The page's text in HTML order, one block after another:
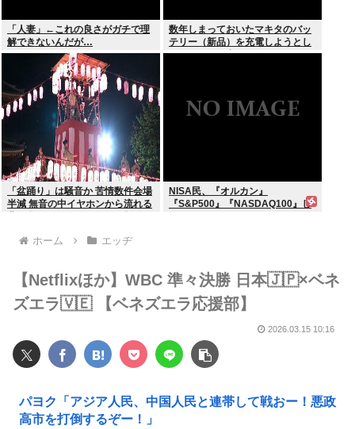
「人妻」←これの良さがガチで理
解できないんだが…
数年しまっておいたマキタのバッ
テリー（新品）を充電しようとし
たらエラーで充電できないんだ
「盆踊り」は騒音か 苦情数件会場
半減 無音の中イヤホンから流れる
NISA民、『オルカン』
『S&P500』『NASDAQ100』し
ホーム エッヂ
【Netflixほか】WBC 準々決勝 日本🇯🇵×ベネ
ズエラ🇻🇪 【ベネズエラ応援部】
2026.03.15 10:16
パヨク「アジア人民、中国人民と連帯して戦おー！悪政
高市を打倒するぞー！」